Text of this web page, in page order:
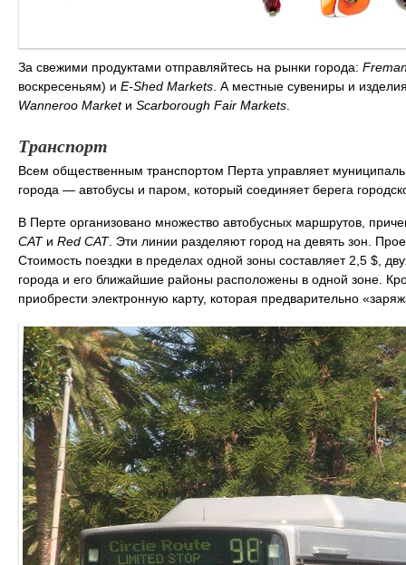
За свежими продуктами отправляйтесь на рынки города:
воскресеньям) и E-Shed Markets . А местные сувениры и
Wanneroo Marketи Scarborough Fair Markets
Транспорт
Всем общественным транспортом Перта управляет
города — автобусы и паром, который соединяет берега
В Перте организовано множество автобусных маршрутов,
CAT и Red CAT. Эти линии разделяют город на девять зон.
Стоимость поездки в пределах одной зоны составляет 2,5 $,
города и его ближайшие районы расположены в одной зоне.
приобрести электронную карту, которая предварительно